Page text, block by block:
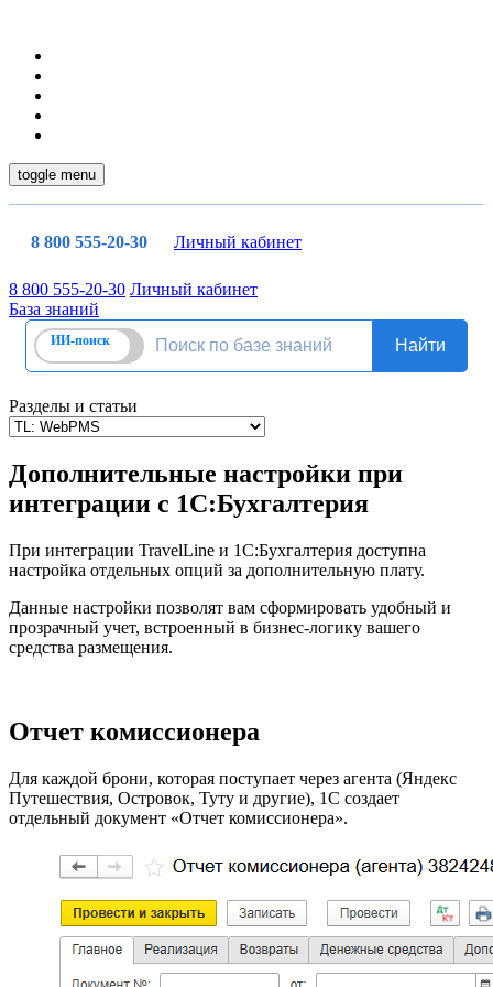
toggle menu
8 800 555-20-30 Личный кабинет
8 800 555-20-30 Личный кабинет
База знаний
Разделы и статьи
Дополнительные настройки при
интеграции с 1С:Бухгалтерия
При интеграции TravelLine и 1С:Бухгалтерия доступна
настройка отдельных опций за дополнительную плату.
Данные настройки позволят вам сформировать удобный и
прозрачный учет, встроенный в бизнес-логику вашего
средства размещения.
Отчет комиссионера
Для каждой брони, которая поступает через агента (Яндекс
Путешествия, Островок, Туту и другие), 1С создает
отдельный документ «Отчет комиссионера».